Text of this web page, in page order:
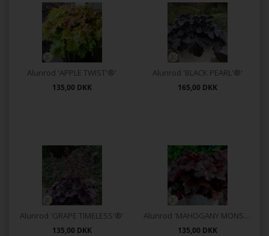
Alunrod 'APPLE TWIST'®'
135,00 DKK
Alunrod 'BLACK PEARL'®'
165,00 DKK
Alunrod 'GRAPE TIMELESS'®'
135,00 DKK
Alunrod 'MAHOGANY MONSTER'®'
135,00 DKK